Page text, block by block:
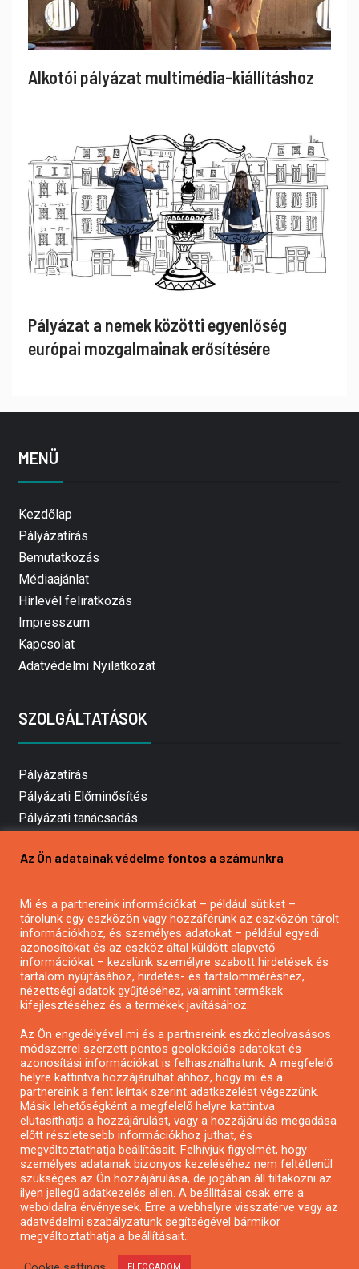
Alkotói pályázat multimédia-kiállításhoz
Pályázat a nemek közötti egyenlőség
európai mozgalmainak erősítésére
MENÜ
Kezdőlap
Pályázatírás
Bemutatkozás
Médiaajánlat
Hírlevél feliratkozás
Impresszum
Kapcsolat
Adatvédelmi Nyilatkozat
SZOLGÁLTATÁSOK
Pályázatírás
Pályázati Előminősítés
Pályázati tanácsadás
Mezőgazdasági pályázatírás
Pályázatírás civil szervezeteknek
Pályázatírás önkormányzatoknak
Pályázatfigyelés
Specifikus pályázatfigyelés vagy hírlevél
Pályázatok magánszemélyeknek
Pályázatok civil szervezeteknek
Pályázatok vállalkozásoknak
Önkormányzati pályázatok
Mezőgazdasági pályázatok
Falusi turizmus pályázatok
Napelem pályázatok
GINOP pályázatok
Az Ön adatainak védelme fontos a számunkra
Mi és a partnereink információkat – például sütiket –
tárolunk egy eszközön vagy hozzáférünk az eszközön tárolt
információkhoz, és személyes adatokat – például egyedi
azonosítókat és az eszköz által küldött alapvető
információkat – kezelünk személyre szabott hirdetések és
tartalom nyújtásához, hirdetés- és tartalomméréshez,
nézettségi adatok gyűjtéséhez, valamint termékek
kifejlesztéséhez és a termékek javításához.
Az Ön engedélyével mi és a partnereink eszközleolvasásos
módszerrel szerzett pontos geolokációs adatokat és
azonosítási információkat is felhasználhatunk. A megfelelő
helyre kattintva hozzájárulhat ahhoz, hogy mi és a
partnereink a fent leírtak szerint adatkezelést végezzünk.
Másik lehetőségként a megfelelő helyre kattintva
elutasíthatja a hozzájárulást, vagy a hozzájárulás megadása
előtt részletesebb információkhoz juthat, és
megváltoztathatja beállításait. Felhívjuk figyelmét, hogy
személyes adatainak bizonyos kezeléséhez nem feltétlenül
szükséges az Ön hozzájárulása, de jogában áll tiltakozni az
ilyen jellegű adatkezelés ellen. A beállításai csak erre a
weboldalra érvényesek. Erre a webhelyre visszatérve vagy az
adatvédelmi szabályzatunk segítségével bármikor
megváltoztathatja a beállításait..